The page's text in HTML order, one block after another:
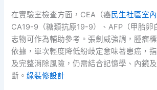
在實驗室檢查方面，CEA（癌民生社區室
CA19-9（糖類抗原19-9）、AFP（甲胎卵
志物可作為輔助參考。張劍威強調，腫瘤
依據，單次輕度降低紛歧定意味著患癌，
及完整消除風險，仍需結合記憶學、內鏡
斷。綠裝修設計